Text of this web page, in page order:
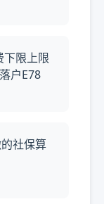
下限上限
户E78
社保算